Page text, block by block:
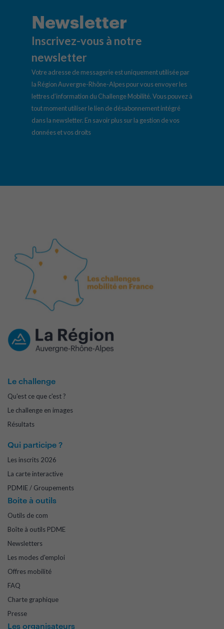
Newsletter
Inscrivez-vous à notre
newsletter
Votre adresse de messagerie est uniquement utilisée par
la Région Auvergne-Rhône-Alpes pour vous envoyer les
lettres d’information du Challenge Mobilité. Vous pouvez à
tout moment utiliser le lien de désabonnement intégré
dans la newsletter. En savoir plus sur la gestion de vos
données et vos droits
Le challenge
Qu'est ce que c'est ?
Le challenge en images
Résultats
Qui participe ?
Les inscrits 2026
La carte interactive
PDMIE / Groupements
Boite à outils
Outils de com
Boîte à outils PDME
Newsletters
Les modes d'emploi
Offres mobilité
FAQ
Charte graphique
Presse
Les organisateurs